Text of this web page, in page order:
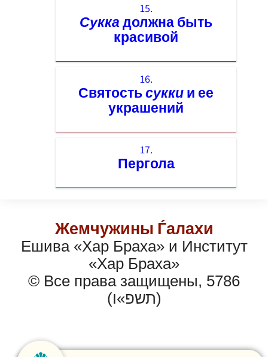
15.
Сукка должна быть
красивой
16.
Святостьсукки и ее
украшений
17.
Пергола
Жемчужины Ѓалахи
Ешива «Хар Браха» и Институт
«Хар Браха»
© Все права защищены, 5786
(תשפ»ו)